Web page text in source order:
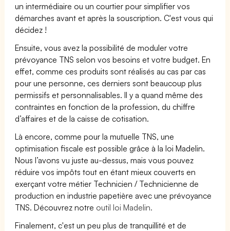
un intermédiaire ou un courtier pour simplifier vos
démarches avant et après la souscription. C'est vous qui
décidez !
Ensuite, vous avez la possibilité de moduler votre
prévoyance TNS selon vos besoins et votre budget. En
effet, comme ces produits sont réalisés au cas par cas
pour une personne, ces derniers sont beaucoup plus
permissifs et personnalisables. Il y a quand même des
contraintes en fonction de la profession, du chiffre
d’affaires et de la caisse de cotisation.
Là encore, comme pour la mutuelle TNS, une
optimisation fiscale est possible grâce à la loi Madelin.
Nous l’avons vu juste au-dessus, mais vous pouvez
réduire vos impôts tout en étant mieux couverts en
exerçant votre métier Technicien / Technicienne de
production en industrie papetière avec une prévoyance
TNS. Découvrez notre outil loi Madelin.
Finalement, c'est un peu plus de tranquillité et de